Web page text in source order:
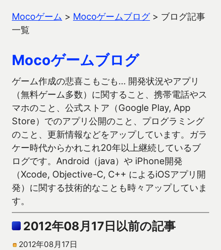
Mocoゲーム > Mocoゲームブログ> ブログ記事
一覧
Mocoゲームブログ
ゲーム作成の悲喜こもごも… 開発状況やアプリ
（無料ゲーム多数）に関すること、携帯電話やス
マホのこと、公式ストア（Google Play, App
Store）でのアプリ公開のこと、プログラミング
のこと、更新情報などをアップしています。ガラ
ケー時代からかれこれ20年以上継続しているブ
ログです。Android（java）や iPhone開発
（Xcode, Objective-C, C++ によるiOSアプリ開
発）に関する技術的なことも時々アップしていま
す。
2012年08月17日以前の記事
2012年08月17日